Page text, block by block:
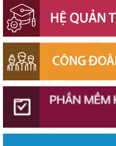
trước năm học mới
Đánh giá tình hình triển khai sắp xếp, tổ chức cơ sở giáo dục
công lập tại các địa phương
Sáng đèn công trường để
chính gắn với áp dụng ISO
Khởi đầu định hướng nghề
chính sách đối với đội ngũ